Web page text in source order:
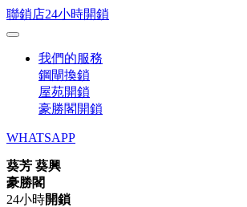
聯鎖店24小時開鎖
我們的服務
鋼閘換鎖
屋苑開鎖
豪勝閣開鎖
WHATSAPP
葵芳 葵興
豪勝閣
24小時開鎖